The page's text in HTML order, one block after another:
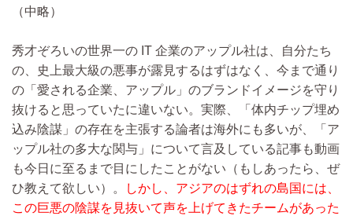
（中略）
秀才ぞろいの世界一の IT 企業のアップル社は、自分たち
の、史上最大級の悪事が露見するはずはなく、今まで通り
の「愛される企業、アップル」のブランドイメージを守り
抜けると思っていたに違いない。実際、「体内チップ埋め
込み陰謀」の存在を主張する論者は海外にも多いが、「ア
ップル社の多大な関与」について言及している記事も動画
も今日に至るまで目にしたことがない（もしあったら、ぜ
ひ教えて欲しい）。
しかし、アジアのはずれの島国には、
この巨悪の陰謀を見抜いて声を上げてきたチームがあった